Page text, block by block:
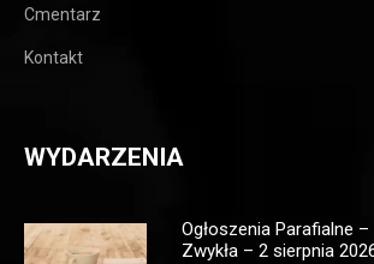
Cmentarz
Kontakt
WYDARZENIA
Ogłoszenia Parafialne
Zwykła – 2 sierpnia